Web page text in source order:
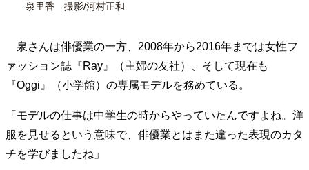
泉里香 撮影/河村正和
泉さんは俳優業の一方、2008年から2016年までは女性フ
ァッション誌『Ray』（主婦の友社）、そして現在も
『Oggi』（小学館）の専属モデルを務めている。
「モデルの仕事は中学生の時からやっていたんですよね。洋
服を見せるという意味で、俳優業とはまた違った表現のカタ
チを学びましたね」